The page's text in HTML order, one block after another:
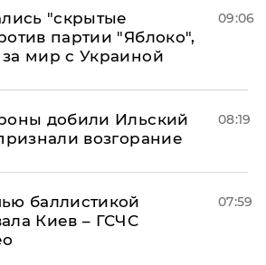
"скрытые
партии "Яблоко",
мир с Украиной
09:06
добили Ильский
возгорание
08:19
баллистикой
Киев – ГСЧС
07:59